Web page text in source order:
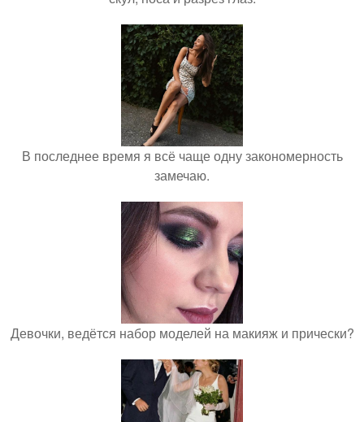
В последнее время я всё чаще одну закономерность
замечаю.
Девочки, ведётся набор моделей на макияж и прически?